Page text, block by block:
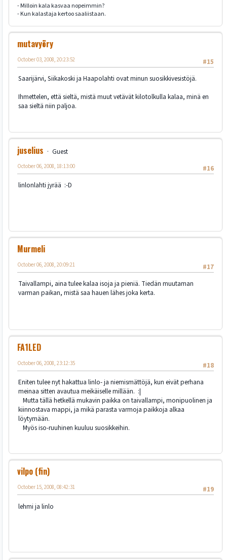
- Milloin kala kasvaa nopeimmin?
- Kun kalastaja kertoo saaliistaan.
mutavyöry
#15
October 03, 2008, 20:23:52
Saarijärvi, Siikakoski ja Haapolahti ovat minun suosikkivesistöjä.
Ihmettelen, että sieltä, mistä muut vetävät kilotolkulla kalaa, minä en
saa sieltä niin paljoa.
juselius
Guest
#16
October 06, 2008, 18:13:00
linlonlahti jyrää :-D
Murmeli
#17
October 06, 2008, 20:09:21
Taivallampi, aina tulee kalaa isoja ja pieniä. Tiedän muutaman
varman paikan, mistä saa hauen lähes joka kerta.
FA1LED
#18
October 06, 2008, 23:12:35
Eniten tulee nyt hakattua linlo- ja niemismättöjä, kun eivät perhana
meinaa sitten avautua meikäiselle millään. :|
Mutta tällä hetkellä mukavin paikka on taivallampi, monipuolinen ja
kiinnostava mappi, ja mikä parasta varmoja paikkoja alkaa
löytymään.
Myös iso-ruuhinen kuuluu suosikkeihin.
vilpo (fin)
#19
October 15, 2008, 08:42:31
lehmi ja linlo